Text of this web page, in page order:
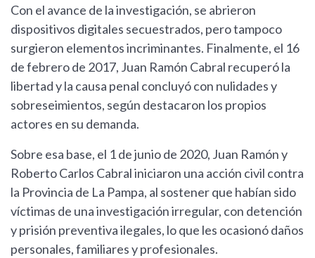
Con el avance de la investigación, se abrieron
dispositivos digitales secuestrados, pero tampoco
surgieron elementos incriminantes. Finalmente, el 16
de febrero de 2017, Juan Ramón Cabral recuperó la
libertad y la causa penal concluyó con nulidades y
sobreseimientos, según destacaron los propios
actores en su demanda.
Sobre esa base, el 1 de junio de 2020, Juan Ramón y
Roberto Carlos Cabral iniciaron una acción civil contra
la Provincia de La Pampa, al sostener que habían sido
víctimas de una investigación irregular, con detención
y prisión preventiva ilegales, lo que les ocasionó daños
personales, familiares y profesionales.